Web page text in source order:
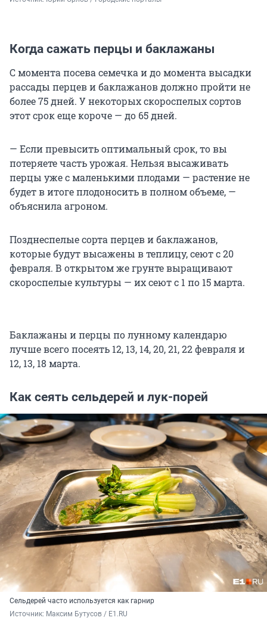
Когда сажать перцы и баклажаны
С момента посева семечка и до момента высадки
рассады перцев и баклажанов должно пройти не
более 75 дней. У некоторых скороспелых сортов
этот срок еще короче — до 65 дней.
— Если превысить оптимальный срок, то вы
потеряете часть урожая. Нельзя высаживать
перцы уже с маленькими плодами — растение не
будет в итоге плодоносить в полном объеме, —
объяснила агроном.
Позднеспелые сорта перцев и баклажанов,
которые будут высажены в теплицу, сеют с 20
февраля. В открытом же грунте выращивают
скороспелые культуры — их сеют с 1 по 15 марта.
Баклажаны и перцы по лунному календарю
лучше всего посеять 12, 13, 14, 20, 21, 22 февраля и
12, 13, 18 марта.
Как сеять сельдерей и лук-порей
Сельдерей часто используется как гарнир
Источник: Максим Бутусов / E1.RU